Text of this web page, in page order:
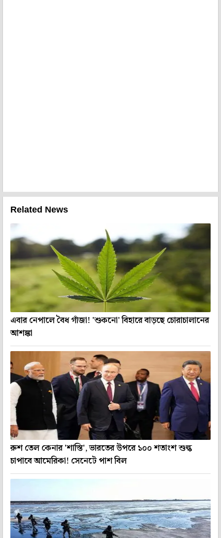
Related News
এবার নেপালে বৈধ গাঁজা! 'শুকনো' বিহারে বাড়ছে চোরাচালানের
আশঙ্কা
রুশ তেল কেনার 'শাস্তি', ভারতের উপরে ১০০ শতাংশ শুল্ক
চাপাবে আমেরিকা! সেনেটে পাশ বিল